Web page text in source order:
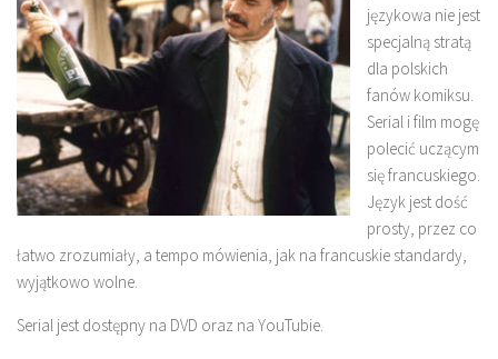
językowa nie jest
specjalną stratą
dla polskich
fanów komiksu.
Serial i film mogę
polecić uczącym
się francuskiego.
Język jest dość
prosty, przez co
łatwo zrozumiały, a tempo mówienia, jak na francuskie standardy,
wyjątkowo wolne.
Serial jest dostępny na DVD oraz na YouTubie.